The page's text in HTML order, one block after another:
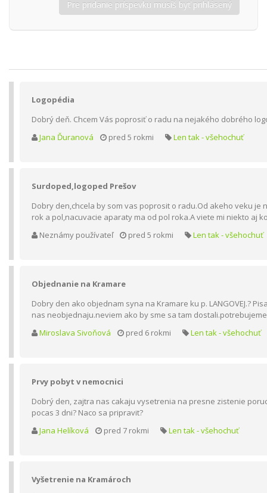
Logopédia
Dobrý deň. Chcem Vás poprosiť o radu na nejakého dobrého
Jana Ďuranová
pred 5 rokmi Len tak - všehochuť
Surdoped,logoped Prešov
Dobry den,chcela by som vas poprosit o radu.Od akeho veku
rok a pol,nacuvacie aparaty ma od pol roka.A viete mi niekto aj
Neznámy používateľ
pred 5 rokmi Len tak - všehochuť
Objednanie na Kramare
Dobry den ako objednam syna na Kramare ku p. LANGOVEJ.?
nas neobjednaju.neviem ako by sme sa tam
Miroslava Sivoňová
pred 6 rokmi Len tak - všehochuť
Prvy pobyt v nemocnici
Dobrý den, zajtra nas cakaju vysetrenia na presne zistenie
pocas 3 dni? Naco sa pripravit?
Jana Helíková
pred 7 rokmi Len tak - všehochuť
Vyšetrenie na Kramároch